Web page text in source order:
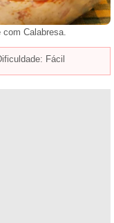
com Calabresa.
Fácil